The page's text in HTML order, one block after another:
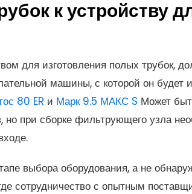
к устройству
для изготовления полых трубок,
машины, с которой он будет
80 ER и Марк 9.5 МАКС S Может
но при сборке фильтрующего узла
выбора оборудования, а не
сотрудничество с опытным